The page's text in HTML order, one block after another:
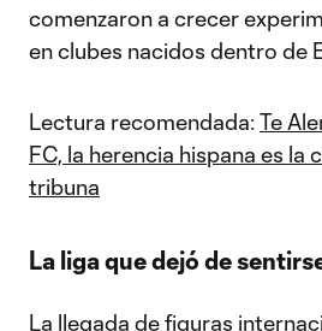
comenzaron a crecer
en clubes nacidos dentro de
Lectura recomendada: Te
FC, la herencia hispana es la
tribuna
La liga que dejó de
La llegada de figuras